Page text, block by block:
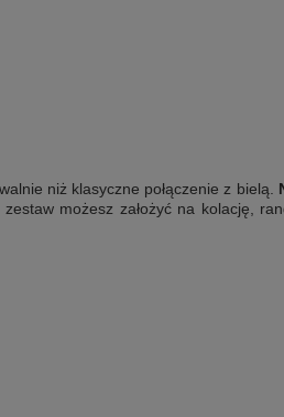
niż klasyczne połączenie z bielą.
możesz założyć na kolację,